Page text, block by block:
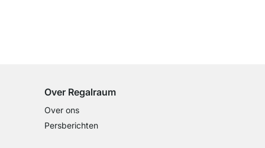
Over Regalraum
Over ons
Persberichten